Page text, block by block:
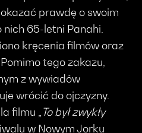
prawdę o swoim
65-letni Panahi.
kręcenia filmów oraz
tego zakazu,
z wywiadów
wrócić do ojczyzny.
filmu „
To był zwykły
w Nowym Jorku